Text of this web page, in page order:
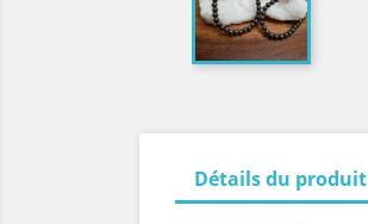
Détails du produit